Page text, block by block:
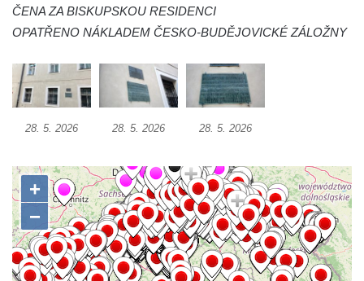
Socha Lišky v ZOO Hluboká
Socha Vlčice s mládětem v ZOO Hluboká
Socha Rys číhající na srnu v ZOO Hluboká
Socha Želva v ZOO Hluboká
Socha Kozorožec horský v ZOO Hluboká
Socha Včela v ZOO Hluboká
Socha Housenka v ZOO Hluboká
Socha Nosorožík v ZOO Hluboká
ČENA ZA BISKUPSKOU RESIDENCI
OPATŘENO NÁKLADEM ČESKO-BUDĚJOVICKÉ ZÁLOŽNY
28. 5. 2026 28. 5. 2026 28. 5. 2026